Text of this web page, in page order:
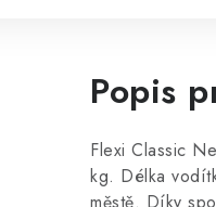
Popis
Flexi Classic
kg. Délka